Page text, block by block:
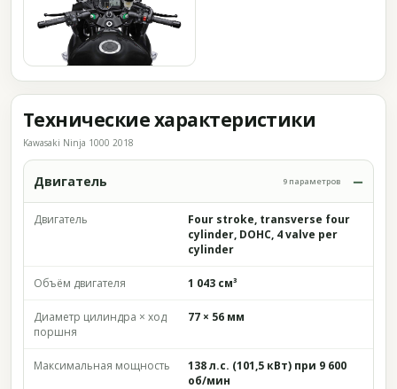
Технические характеристики
Kawasaki Ninja 1000 2018
Двигатель 9 параметров
Двигатель
Four stroke, transverse four
cylinder, DOHC, 4 valve per
cylinder
Объём двигателя 1 043 см³
Диаметр цилиндра × ход
поршня
77 × 56 мм
Максимальная мощность
138 л.с. (101,5 кВт) при 9 600
об/мин